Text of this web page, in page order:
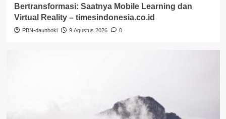
Bertransformasi: Saatnya Mobile Learning dan
Virtual Reality – timesindonesia.co.id
PBN-daunhoki 9 Agustus 2026 0